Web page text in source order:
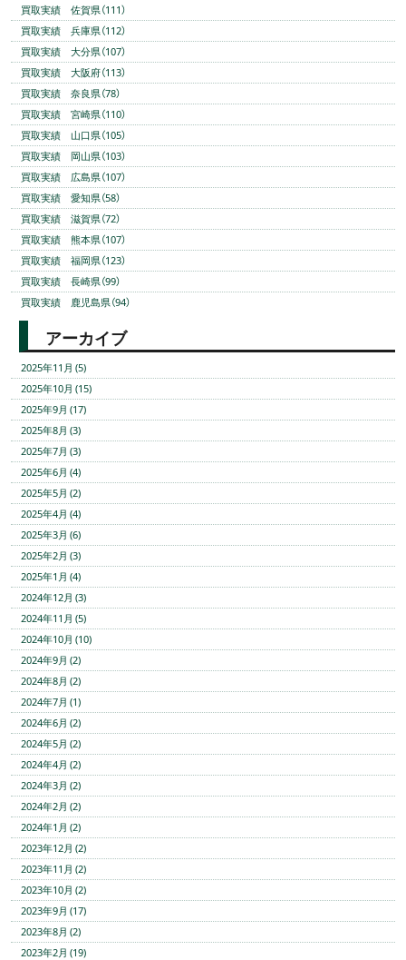
買取実績 佐賀県（111）
買取実績 兵庫県（112）
買取実績 大分県（107）
買取実績 大阪府（113）
買取実績 奈良県（78）
買取実績 宮崎県（110）
買取実績 山口県（105）
買取実績 岡山県（103）
買取実績 広島県（107）
買取実績 愛知県（58）
買取実績 滋賀県（72）
買取実績 熊本県（107）
買取実績 福岡県（123）
買取実績 長崎県（99）
買取実績 鹿児島県（94）
アーカイブ
2025年11月 (5)
2025年10月 (15)
2025年9月 (17)
2025年8月 (3)
2025年7月 (3)
2025年6月 (4)
2025年5月 (2)
2025年4月 (4)
2025年3月 (6)
2025年2月 (3)
2025年1月 (4)
2024年12月 (3)
2024年11月 (5)
2024年10月 (10)
2024年9月 (2)
2024年8月 (2)
2024年7月 (1)
2024年6月 (2)
2024年5月 (2)
2024年4月 (2)
2024年3月 (2)
2024年2月 (2)
2024年1月 (2)
2023年12月 (2)
2023年11月 (2)
2023年10月 (2)
2023年9月 (17)
2023年8月 (2)
2023年2月 (19)